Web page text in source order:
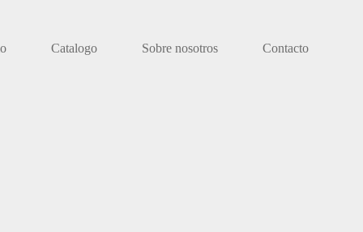
Catalogo Sobre nosotros Contacto